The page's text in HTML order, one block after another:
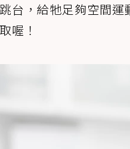
台，給牠足夠空間
喔！